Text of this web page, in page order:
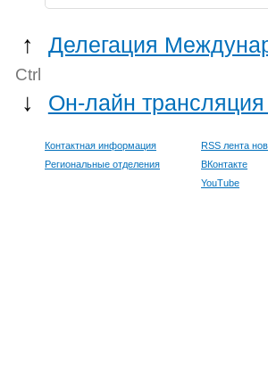
↑ Делегация
Ctrl
↓ Он-лайн
Контактная информация
Региональные отделения
RSS лента
ВКонтакте
YouTube